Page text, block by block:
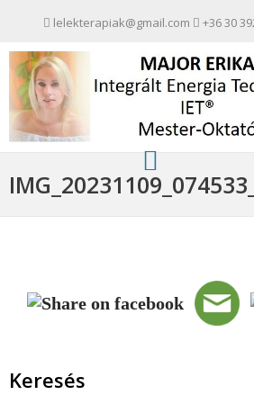
lelekterapiak@gmail.com +36 30
Keresés